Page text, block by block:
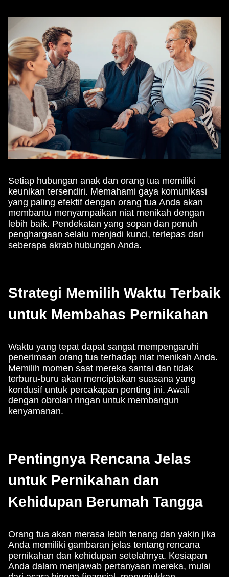
Setiap hubungan anak dan orang tua memiliki
keunikan tersendiri. Memahami gaya komunikasi
yang paling efektif dengan orang tua Anda akan
membantu menyampaikan niat menikah dengan
lebih baik. Pendekatan yang sopan dan penuh
penghargaan selalu menjadi kunci, terlepas dari
seberapa akrab hubungan Anda.
Strategi Memilih Waktu Terbaik
untuk Membahas Pernikahan
Waktu yang tepat dapat sangat mempengaruhi
penerimaan orang tua terhadap niat menikah Anda.
Memilih momen saat mereka santai dan tidak
terburu-buru akan menciptakan suasana yang
kondusif untuk percakapan penting ini. Awali
dengan obrolan ringan untuk membangun
kenyamanan.
Pentingnya Rencana Jelas
untuk Pernikahan dan
Kehidupan Berumah Tangga
Orang tua akan merasa lebih tenang dan yakin jika
Anda memiliki gambaran jelas tentang rencana
pernikahan dan kehidupan setelahnya. Kesiapan
Anda dalam menjawab pertanyaan mereka, mulai